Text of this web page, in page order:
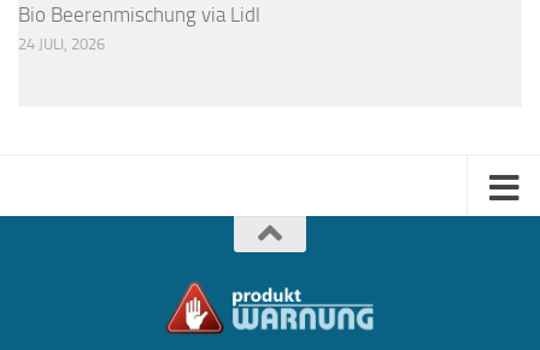
Bio Beerenmischung via Lidl
24 JULI, 2026